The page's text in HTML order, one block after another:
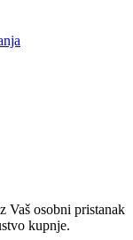
Vaš osobni pristanak
kupnje.